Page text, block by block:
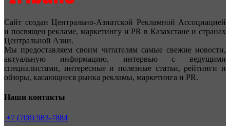
Сайт создан Центрально-Азиатской Рекламной Ассоциацией
и посвящен рекламе, маркетингу и PR в Казахстане и странах
Центральной Азии.
Мы предоставляем своим читателям самые свежие новости,
актуальную информацию, интервью с ведущими
специалистами, интересные и полезные статьи, рейтинги и
обзоры, касающиеся рынка рекламы, маркетинга и PR.
Наши контакты
+7 (708) 983-7884